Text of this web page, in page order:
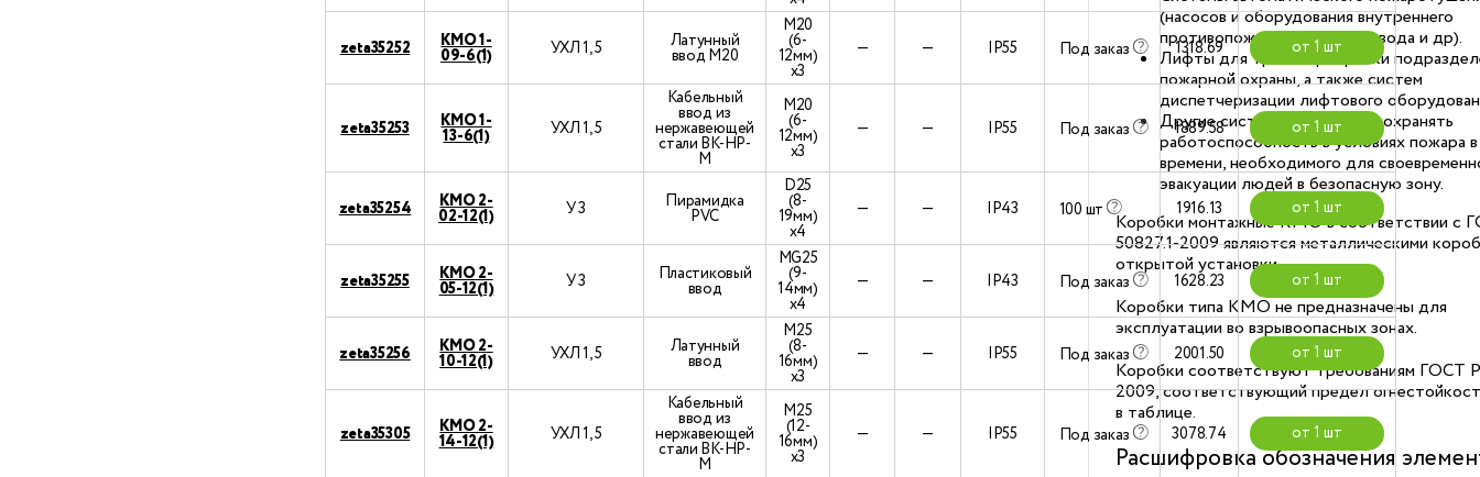
zeta35252 КМО 1-
09-6(1) УХЛ 1, 5 Латунный
ввод М20
М20
(6-
12мм)
х3
— — IP55 Под заказ 1318.69 от 1 шт
zeta35253 КМО 1-
13-6(1) УХЛ 1, 5
Кабельный
ввод из
нержавеющей
стали ВК-НР-
М
М20
(6-
12мм)
х3
— — IP55 Под заказ 1889.58 от 1 шт
zeta35254 КМО 2-
02-12(1) У 3 Пирамидка
PVC
D25
(8-
19мм)
х4
— — IP43 100 шт 1916.13 от 1 шт
zeta35255 КМО 2-
05-12(1) У 3 Пластиковый
ввод
МG25
(9-
14мм)
х4
— — IP43 Под заказ 1628.23 от 1 шт
zeta35256 КМО 2-
10-12(1) УХЛ 1, 5 Латунный
ввод
М25
(8-
16мм)
х3
— — IP55 Под заказ 2001.50 от 1 шт
zeta35305 КМО 2-
14-12(1) УХЛ 1, 5
Кабельный
ввод из
нержавеющей
стали ВК-НР-
М
М25
(12-
16мм)
х3
— — IP55 Под заказ 3078.74 от 1 шт
(насосов и оборудования внутреннего
противопожарного водопровода и др).
Лифты для транспортировки
пожарной охраны, а также систем
диспетчеризации лифтового
Другие системы, где важно сохранять
работоспособность в условиях пожара
времени, необходимого для
эвакуации людей в безопасную зону.
Коробки монтажные КМО в соответствии с
50827.1-2009 являются металлическими
открытой установки.
Коробки типа КМО не предназначены для
эксплуатации во взрывоопасных зонах.
Коробки соответствуют требованиям ГОСТ
2009, соответствующий предел
в таблице.
Расшифровка обозначения